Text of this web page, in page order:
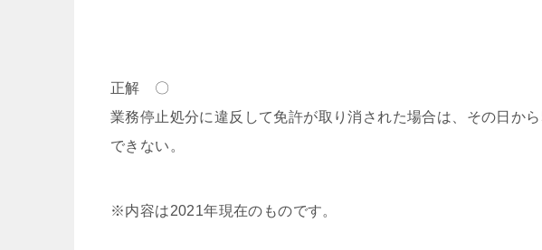
正解 〇
業務停止処分に違反して免許が取り消された場合は、その日か
できない。
※内容は2021年現在のものです。